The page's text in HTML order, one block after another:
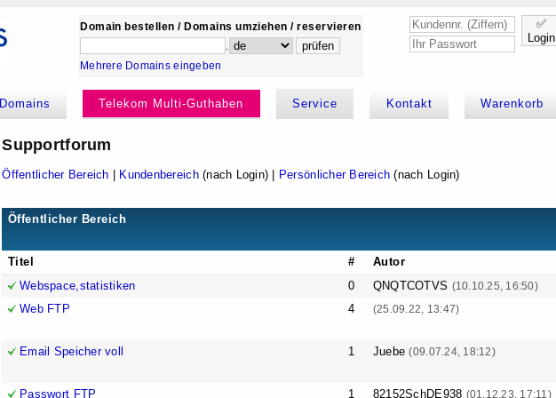
Domain bestellen / Domains umziehen / reservieren
.
Mehrere Domains eingeben
✅
Login
Domains Telekom Multi-Guthaben Service Kontakt Warenkorb
Supportforum
Öffentlicher Bereich Kundenbereich(nach Login) | Persönlicher Bereich (nach Login)
Öffentlicher Bereich
Titel
# Autor
Webspace,statistiken
0 QNQTCOTVS (10.10.25, 16:50)
Web FTP 4 (25.09.22, 13:47)
Email Speicher voll 1 Juebe(09.07.24, 18:12)
Passwort FTP 1 82152SchDE938 (01.12.23, 17:11)